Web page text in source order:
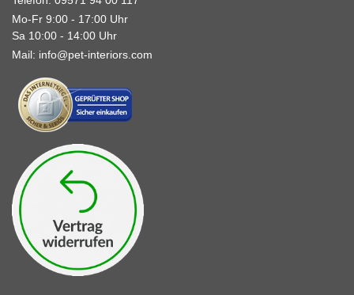
Mo-Fr 9:00 - 17:00 Uhr
Sa 10:00 - 14:00 Uhr
Mail: info@pet-interiors.com